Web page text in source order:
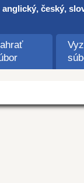
anglický, český,